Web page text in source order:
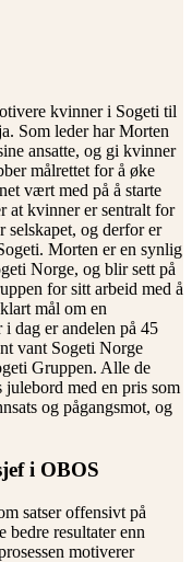
kvinner i Sogeti til
Som leder har Morten
ansatte, og gi kvinner
målrettet for å øke
vært med på å starte
at kvinner er sentralt for
selskapet, og derfor er
Morten er en synlig
Norge, og blir sett på
for sitt arbeid med å
mål om en
dag er andelen på 45
vant Sogeti Norge
Gruppen. Alle de
julebord med en pris som
og pågangsmot, og
i OBOS
satser offensivt på
bedre resultater enn
motiverer